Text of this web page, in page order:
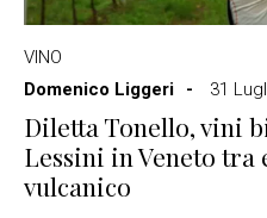
VINO
Domenico Liggeri
31
Diletta Tonello, vini
Lessini in Veneto
vulcanico